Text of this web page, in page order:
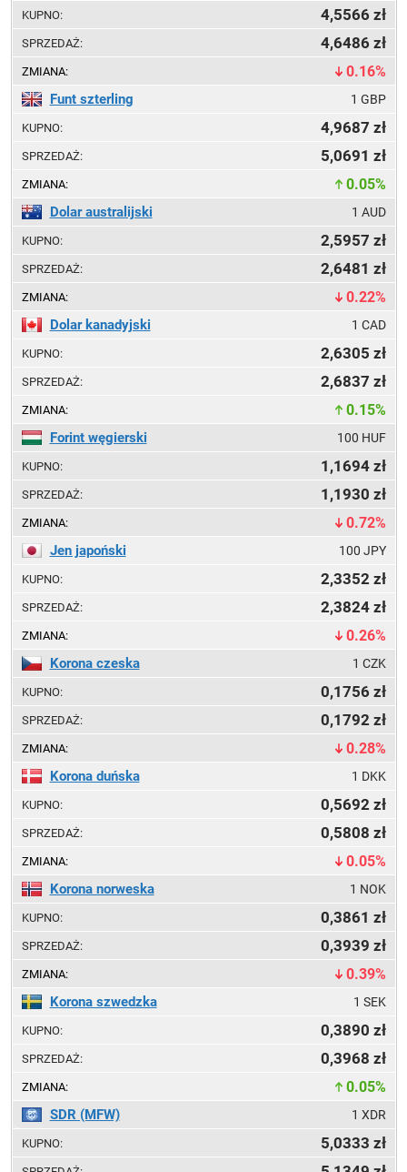
4,5566
4,6486
0.16%
Funt szterling 1 GBP
4,9687
5,0691
0.05%
Dolar australijski 1 AUD
2,5957
2,6481
0.22%
Dolar kanadyjski 1 CAD
2,6305
2,6837
0.15%
Forint węgierski 100 HUF
1,1694
1,1930
0.72%
Jen japoński 100 JPY
2,3352
2,3824
0.26%
Korona czeska 1 CZK
0,1756
0,1792
0.28%
Korona duńska 1 DKK
0,5692
0,5808
0.05%
Korona norweska 1 NOK
0,3861
0,3939
0.39%
Korona szwedzka 1 SEK
0,3890
0,3968
0.05%
SDR (MFW) 1 XDR
5,0333